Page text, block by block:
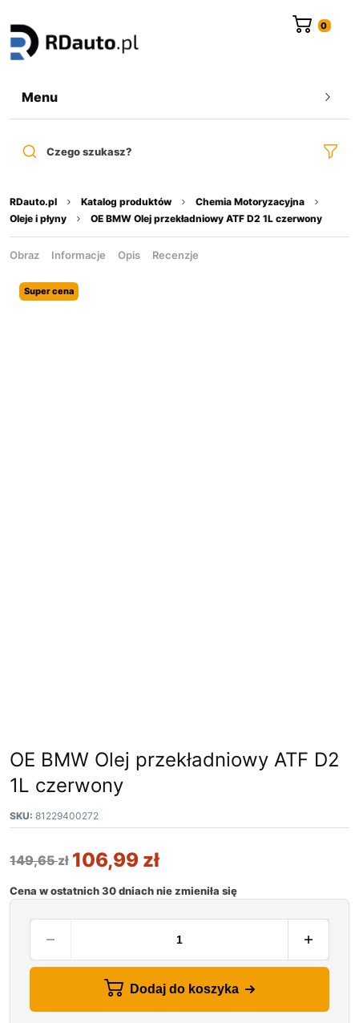
Menu
Czego szukasz?
RDauto.pl Katalog produktów
Chemia Motoryzacyjna
Oleje i płyny
OE BMW Olej przekładniowy ATF D2 1L czerwony
Obraz Informacje Opis Recenzje
Super cena
OE BMW Olej przekładniowy ATF D2
1L czerwony
SKU: 81229400272
149,65zł 106,99 zł
Cena w ostatnich 30 dniach nie zmieniła się
Dodaj do koszyka